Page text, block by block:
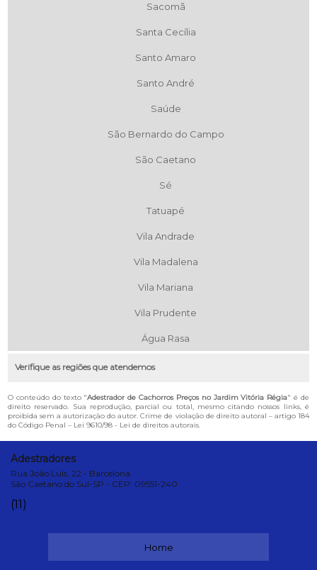
Sacomã
Santa Cecília
Santo Amaro
Santo André
Saúde
São Bernardo do Campo
São Caetano
Sé
Tatuapé
Vila Andrade
Vila Madalena
Vila Mariana
Vila Prudente
Água Rasa
Verifique as regiões que atendemos
O conteúdo do texto "Adestrador de Cachorros Preços no Jardim Vitória Régia" é de
direito reservado. Sua reprodução, parcial ou total, mesmo citando nossos links, é
proibida sem a autorização do autor. Crime de violação de direito autoral – artigo 184
do Código Penal – Lei 9610/98 - Lei de direitos autorais.
Adestradores
Rua João Luís, 22 - Barcelona
São Caetano do Sul-SP - CEP: 09551-240
(11)
Home